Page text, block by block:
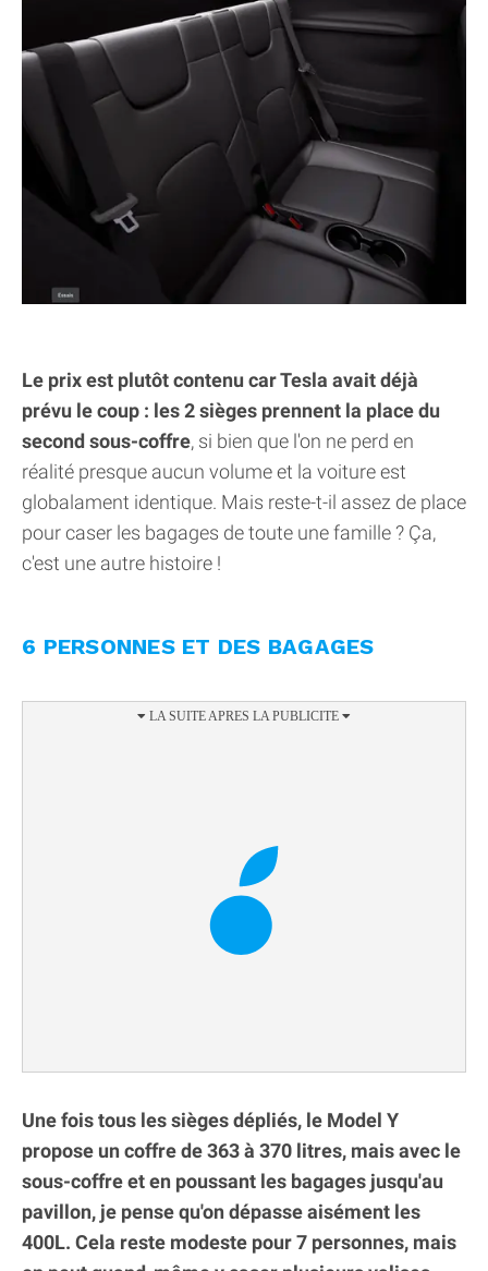
Le prix est plutôt contenu car Tesla avait déjà
prévu le coup : les 2 sièges prennent la place du
second sous-coffre, si bien que l'on ne perd en
réalité presque aucun volume et la voiture est
globalament identique. Mais reste-t-il assez de place
pour caser les bagages de toute une famille ? Ça,
c'est une autre histoire !
6 PERSONNES ET DES BAGAGES
Une fois tous les sièges dépliés, le Model Y
propose un coffre de 363 à 370 litres, mais avec le
sous-coffre et en poussant les bagages jusqu'au
pavillon, je pense qu'on dépasse aisément les
400L. Cela reste modeste pour 7 personnes, mais